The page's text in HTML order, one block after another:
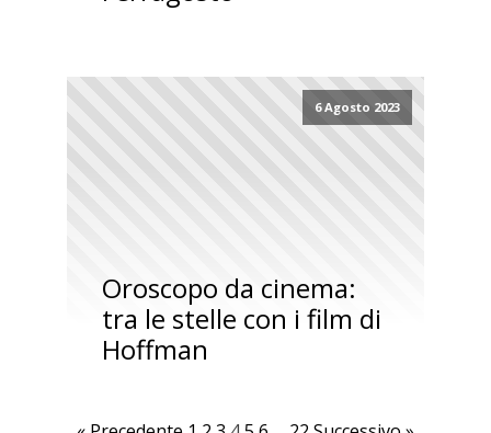
6 Agosto 2023
Oroscopo da cinema:
tra le stelle con i film di
Hoffman